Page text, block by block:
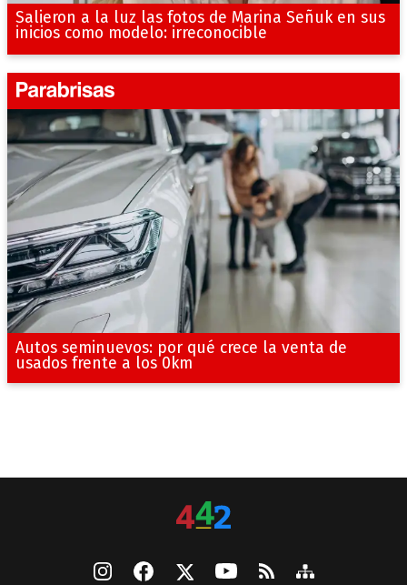
Salieron a la luz las fotos de Marina Señuk en sus
inicios como modelo: irreconocible
Autos seminuevos: por qué crece la venta de
usados frente a los 0km